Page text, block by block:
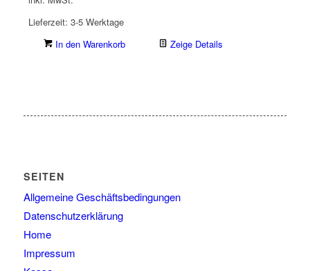
Lieferzeit: 3-5 Werktage
In den Warenkorb
Zeige Details
SEITEN
Allgemeine Geschäftsbedingungen
Datenschutzerklärung
Home
Impressum